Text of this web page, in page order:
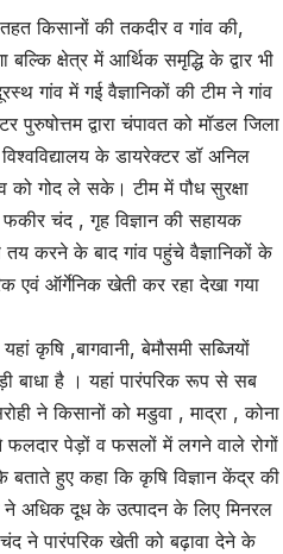
किसानों की तकदीर व गांव की,
क्षेत्र में आर्थिक समृद्धि के द्वार भी
गांव में गई वैज्ञानिकों की टीम ने गांव
द्वारा चंपावत को मॉडल जिला
के डायरेक्टर डॉ अनिल
को गोद ले सके। टीम में पौध सुरक्षा
चंद , गृह विज्ञान की सहायक
तय करने के बाद गांव पहुंचे वैज्ञानिकों के
एवं ऑर्गेनिक खेती कर रहा देखा गया
कृषि ,बागवानी, बेमौसमी सब्जियों
बाधा है । यहां पारंपरिक रूप से सब
ने किसानों को मडुवा , माद्रा , कोना
फलदार पेड़ों व फसलों में लगने वाले रोगों
हुए कहा कि कृषि विज्ञान केंद्र की
ने अधिक दूध के उत्पादन के लिए मिनरल
ने पारंपरिक खेती को बढ़ावा देने के